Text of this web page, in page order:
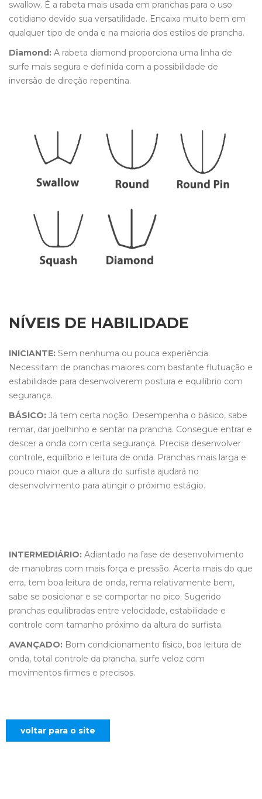
swallow. É a rabeta mais usada em pranchas para o uso
cotidiano devido sua versatilidade. Encaixa muito bem em
qualquer tipo de onda e na maioria dos estilos de prancha.
Diamond: A rabeta diamond proporciona uma linha de
surfe mais segura e definida com a possibilidade de
inversão de direção repentina.
NÍVEIS DE HABILIDADE
INICIANTE: Sem nenhuma ou pouca experiência.
Necessitam de pranchas maiores com bastante flutuação e
estabilidade para desenvolverem postura e equilíbrio com
segurança.
BÁSICO: Já tem certa noção. Desempenha o básico, sabe
remar, dar joelhinho e sentar na prancha. Consegue entrar e
descer a onda com certa segurança. Precisa desenvolver
controle, equilíbrio e leitura de onda. Pranchas mais larga e
pouco maior que a altura do surfista ajudará no
desenvolvimento para atingir o próximo estágio.
INTERMEDIÁRIO: Adiantado na fase de desenvolvimento
de manobras com mais força e pressão. Acerta mais do que
erra, tem boa leitura de onda, rema relativamente bem,
sabe se posicionar e se comportar no pico. Sugerido
pranchas equilibradas entre velocidade, estabilidade e
controle com tamanho próximo da altura do surfista.
AVANÇADO: Bom condicionamento físico, boa leitura de
onda, total controle da prancha, surfe veloz com
movimentos firmes e precisos.
voltar para o site